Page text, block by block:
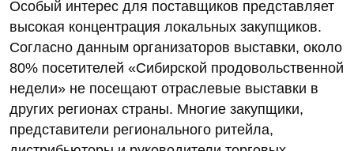
Особый интерес для поставщиков представляет
высокая концентрация локальных закупщиков.
Согласно данным организаторов выставки, около
80% посетителей «Сибирской продовольственной
недели» не посещают отраслевые выставки в
других регионах страны. Многие закупщики,
представители регионального ритейла,